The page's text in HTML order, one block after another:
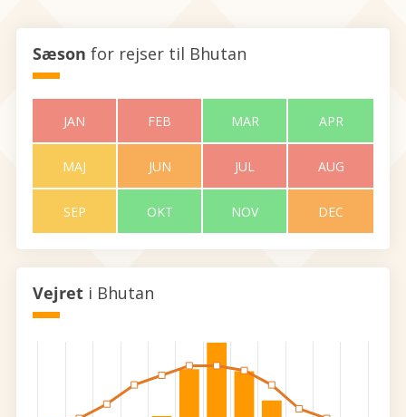
Sæson for rejser til Bhutan
JAN FEB MAR APR
MAJ JUN JUL AUG
SEP OKT NOV DEC
Vejret i Bhutan